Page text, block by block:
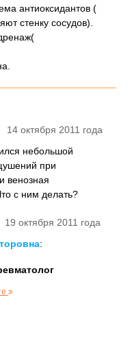
антиоксидантов (
стенку сосудов).
14 октября 2011 года
небольшой
при
венозная
с ним делать?
19 октября 2011 года
: